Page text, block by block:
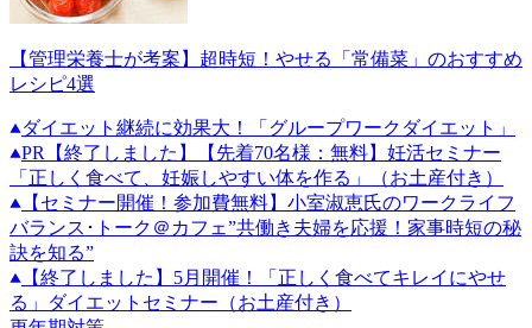
【管理栄養士が考案】超時短！やせる「常備菜」のおすすめ
レシピ4選
ダイエット継続に効果大！「グループワークダイエット」
PR
【終了しました】【先着70名様：無料】妊活セミナー
「正しく食べて、妊娠しやすい体を作る」（お土産付き）
【セミナー開催！参加費無料】小室淑恵氏のワークライフ
バランス･トーク＠カフェ”共働き夫婦を応援！家事時短の秘
訣を知る”
【終了しました】5月開催！「正しく食べてキレイにやせ
る」ダイエットセミナー（お土産付き）